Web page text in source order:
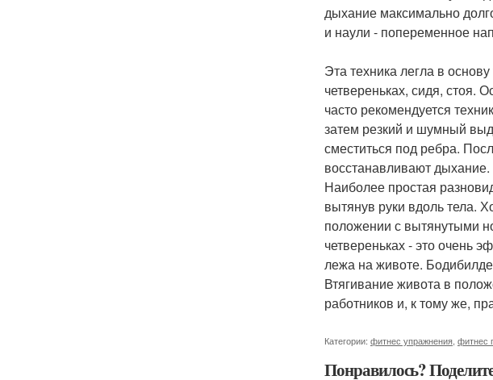
дыхание максимально
и наули - попеременное
Эта техника легла в
четвереньках, сидя, стоя.
часто рекомендуется
затем резкий и шумный
сместиться под ребра.
восстанавливают дыхание.
Наиболее простая
вытянув руки вдоль тела.
положении с вытянутыми
четвереньках - это очень
лежа на животе.
Втягивание живота в
работников и, к тому же,
Категории: фитнес упражнения фитнес
Понравилось?